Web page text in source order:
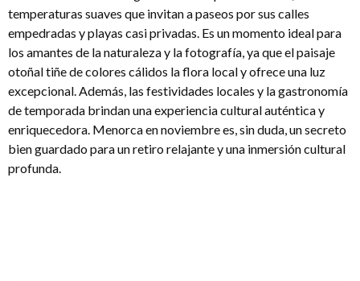
temperaturas suaves que invitan a paseos por sus calles
empedradas y playas casi privadas. Es un momento ideal para
los amantes de la naturaleza y la fotografía, ya que el paisaje
otoñal tiñe de colores cálidos la flora local y ofrece una luz
excepcional. Además, las festividades locales y la gastronomía
de temporada brindan una experiencia cultural auténtica y
enriquecedora. Menorca en noviembre es, sin duda, un secreto
bien guardado para un retiro relajante y una inmersión cultural
profunda.